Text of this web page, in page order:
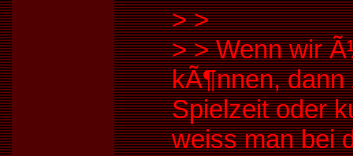
>>
>> Wenn wir
kÃ¶nnen,
Spielzeit oder
weiss man bei